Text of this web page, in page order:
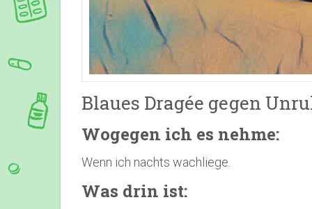
Blaues Dragée gegen
Wogegen ich es nehme:
Wenn ich nachts wachliege.
Was drin ist: